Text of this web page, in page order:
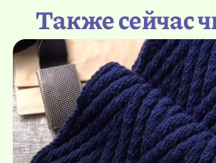
Также сейчас